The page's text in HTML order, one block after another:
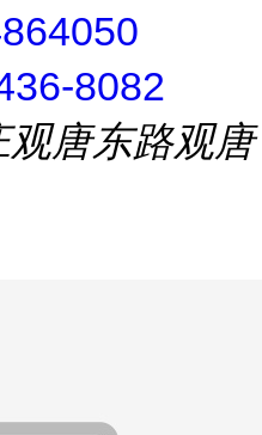
8082
唐东路观唐